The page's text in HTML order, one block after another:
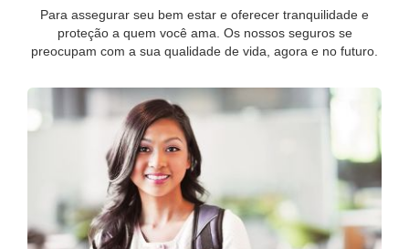
Para assegurar seu bem estar e oferecer tranquilidade e
proteção a quem você ama. Os nossos seguros se
preocupam com a sua qualidade de vida, agora e no futuro.